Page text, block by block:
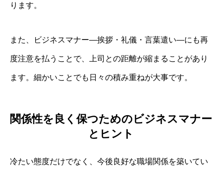
ります。
また、ビジネスマナー—挨拶・礼儀・言葉遣い—にも再
度注意を払うことで、上司との距離が縮まることがあり
ます。細かいことでも日々の積み重ねが大事です。
関係性を良く保つためのビジネスマナー
とヒント
冷たい態度だけでなく、今後良好な職場関係を築いてい